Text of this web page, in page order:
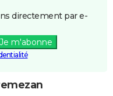
directement par e-
Je m'abonne